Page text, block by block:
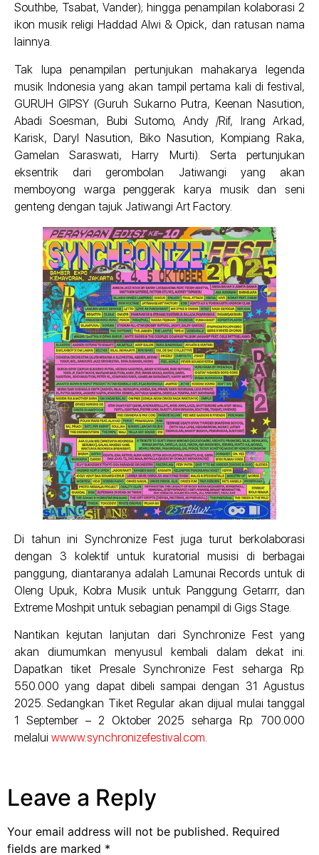
Southbe, Tsabat, Vander); hingga penampilan kolaborasi 2
ikon musik religi Haddad Alwi & Opick, dan ratusan nama
lainnya.
Tak lupa penampilan pertunjukan mahakarya legenda
musik Indonesia yang akan tampil pertama kali di festival,
GURUH GIPSY (Guruh Sukarno Putra, Keenan Nasution,
Abadi Soesman, Bubi Sutomo, Andy /Rif, Irang Arkad,
Karisk, Daryl Nasution, Biko Nasution, Kompiang Raka,
Gamelan Saraswati, Harry Murti). Serta pertunjukan
eksentrik dari gerombolan Jatiwangi yang akan
memboyong warga penggerak karya musik dan seni
genteng dengan tajuk Jatiwangi Art Factory.
Di tahun ini Synchronize Fest juga turut berkolaborasi
dengan 3 kolektif untuk kuratorial musisi di berbagai
panggung, diantaranya adalah Lamunai Records untuk di
Oleng Upuk, Kobra Musik untuk Panggung Getarrr, dan
Extreme Moshpit untuk sebagian penampil di Gigs Stage.
Nantikan kejutan lanjutan dari Synchronize Fest yang
akan diumumkan menyusul kembali dalam dekat ini.
Dapatkan tiket Presale Synchronize Fest seharga Rp.
550.000 yang dapat dibeli sampai dengan 31 Agustus
2025. Sedangkan Tiket Regular akan dijual mulai tanggal
1 September – 2 Oktober 2025 seharga Rp. 700.000
melalui wwww.synchronizefestival.com.
Leave a Reply
Your email address will not be published. Required
fields are marked *